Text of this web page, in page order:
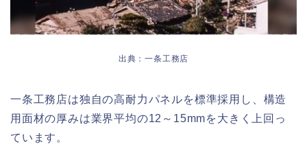
出典：一条工務店
一条工務店は独自の高耐力パネルを標準採用し、構造
用面材の厚みは業界平均の12～15mmを大きく上回っ
ています。